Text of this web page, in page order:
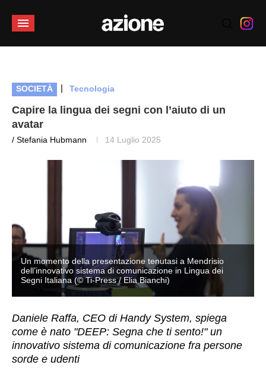
SOCIETÀ | Tecnologia
Capire la lingua dei segni con l’aiuto di un
avatar
/ Stefania Hubmann 14 Luglio 2025
Un momento della presentazione tenutasi a Mendrisio
dell’innovativo sistema di comunicazione in Lingua dei
Segni Italiana (© Ti-Press / Elia Bianchi)
Daniele Raffa, CEO di Handy System, spiega
come è nato "DEEP: Segna che ti sento!" un
innovativo sistema di comunicazione fra persone
sorde e udenti